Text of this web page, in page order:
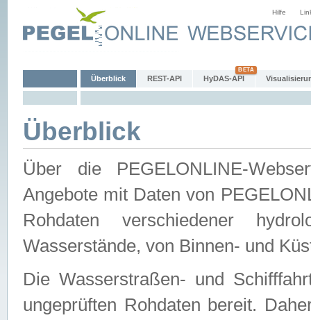
Hilfe
Überblick REST-API HyDAS-API
Überblick
Über die PEGELONLINE-
Angebote mit Daten von
Rohdaten verschiedener
Wasserstände, von Binnen- und
Die Wasserstraßen- und
ungeprüften Rohdaten bereit.